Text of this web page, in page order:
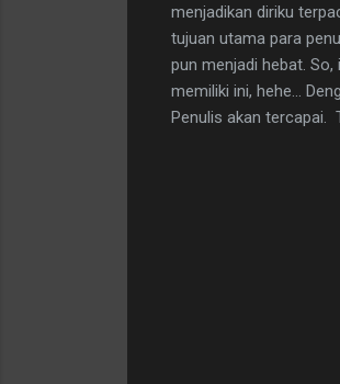
menjadikan diriku
tujuan utama para
pun menjadi hebat.
memiliki ini, hehe...
Penulis akan tercapai.